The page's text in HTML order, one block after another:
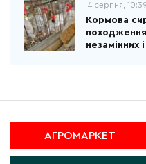
4 серпня, 10:39
Кормова
походження
незамінних
АГРОМАРКЕТ